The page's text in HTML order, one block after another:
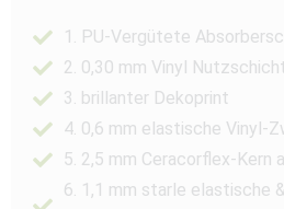
1. PU-Vergütete
2. 0,30 mm Vinyl
3. brillanter Dekoprint
4. 0,6 mm elastische Vinyl-
5. 2,5 mm Ceracorflex-Kern
6. 1,1 mm starle elastische